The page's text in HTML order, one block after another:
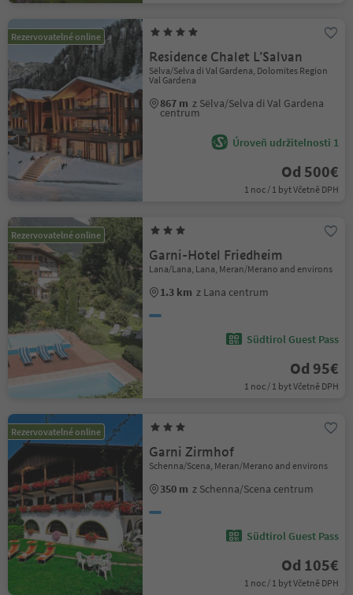
Rezervovatelné online
Residence Chalet L’Salvan
Sëlva/Selva di Val Gardena, Dolomites Region
Val Gardena
867 m z Sëlva/Selva di Val Gardena
centrum
Úroveň udržitelnosti 1
Od 500€
1 noc / 1 byt Včetně DPH
Rezervovatelné online
Garni-Hotel Friedheim
Lana/Lana, Lana, Meran/Merano and environs
1.3 km z Lana centrum
Südtirol Guest Pass
Od 95€
1 noc / 1 byt Včetně DPH
Rezervovatelné online
Garni Zirmhof
Schenna/Scena, Meran/Merano and environs
350 m z Schenna/Scena centrum
Südtirol Guest Pass
Od 105€
1 noc / 1 byt Včetně DPH